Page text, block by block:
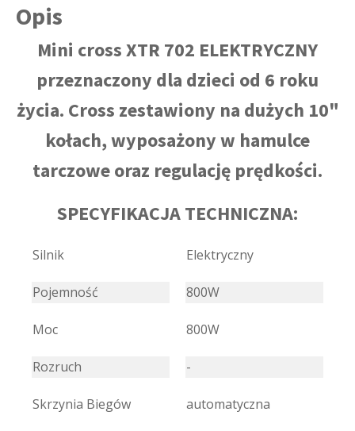
Opis
Mini cross XTR 702 ELEKTRYCZNY
przeznaczony dla dzieci od 6 roku
życia. Cross zestawiony na dużych 10"
kołach, wyposażony w hamulce
tarczowe oraz regulację prędkości.
SPECYFIKACJA TECHNICZNA:
Silnik Elektryczny
Pojemność 800W
Moc 800W
Rozruch -
Skrzynia Biegów automatyczna